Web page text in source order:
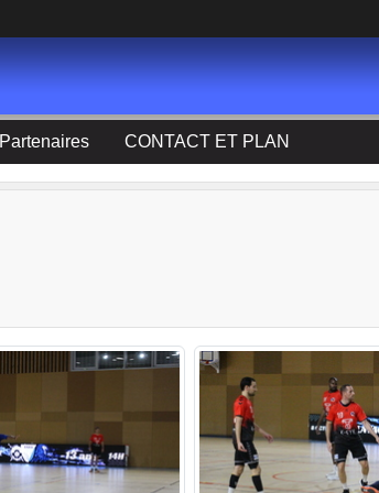
Partenaires CONTACT ET PLAN